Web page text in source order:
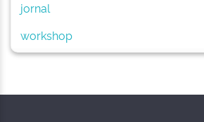
jornal
workshop